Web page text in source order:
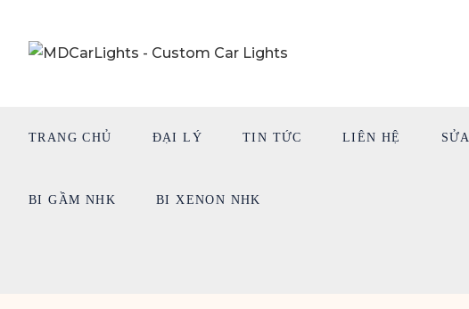
TRANG CHỦ ĐẠI LÝ TIN TỨC LIÊN HỆ
BI GẦM NHK BI XENON NHK